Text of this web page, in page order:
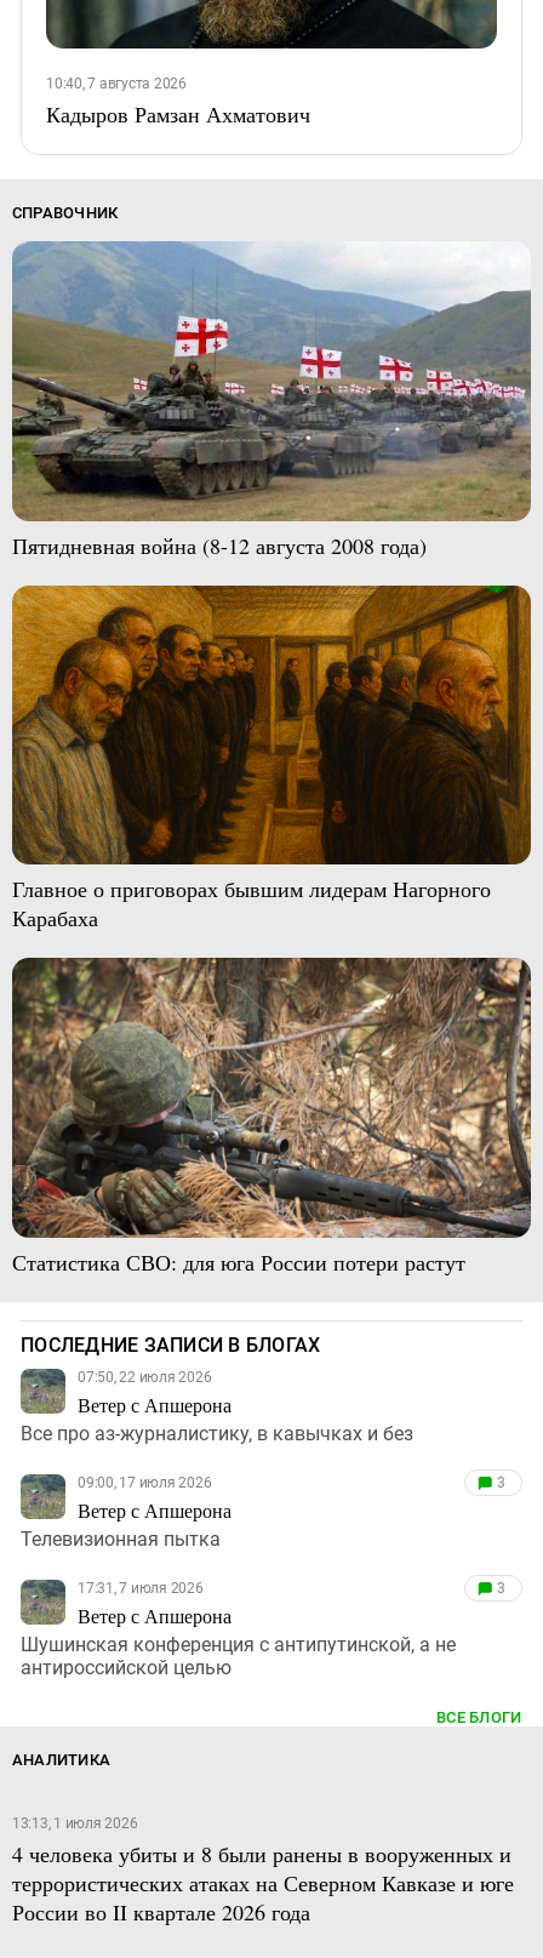
10:40, 7 августа 2026
Кадыров Рамзан Ахматович
СПРАВОЧНИК
Пятидневная война (8-12 августа 2008 года)
Главное о приговорах бывшим лидерам Нагорного
Карабаха
Статистика СВО: для юга России потери растут
ПОСЛЕДНИЕ ЗАПИСИ В БЛОГАХ
07:50, 22 июля 2026
Ветер с Апшерона
Все про аз-журналистику, в кавычках и без
09:00, 17 июля 2026
Ветер с Апшерона
3
Телевизионная пытка
17:31, 7 июля 2026
Ветер с Апшерона
3
Шушинская конференция с антипутинской, а не
антироссийской целью
ВСЕ БЛОГИ
АНАЛИТИКА
13:13, 1 июля 2026
4 человека убиты и 8 были ранены в вооруженных и
террористических атаках на Северном Кавказе и юге
России во II квартале 2026 года